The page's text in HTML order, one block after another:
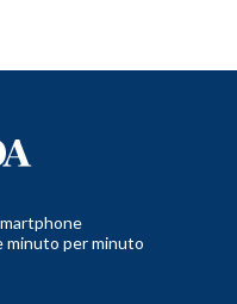
minuto per minuto